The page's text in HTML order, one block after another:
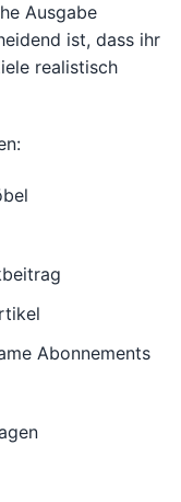
Ausgabe
ist, dass ihr
realistisch
Abonnements